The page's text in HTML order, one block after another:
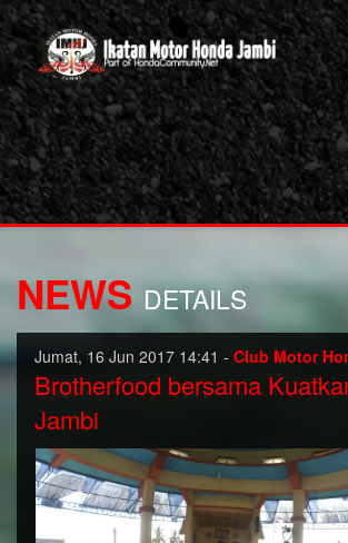
NEWS DETAILS
Jumat, 16 Jun 2017 14:41 - Club Motor
Brotherfood bersama
Jambi